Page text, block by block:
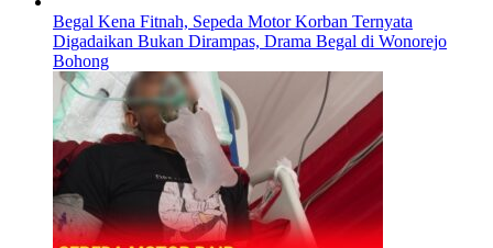
Begal Kena Fitnah, Sepeda Motor Korban Ternyata
Digadaikan Bukan Dirampas, Drama Begal di Wonorejo
Bohong